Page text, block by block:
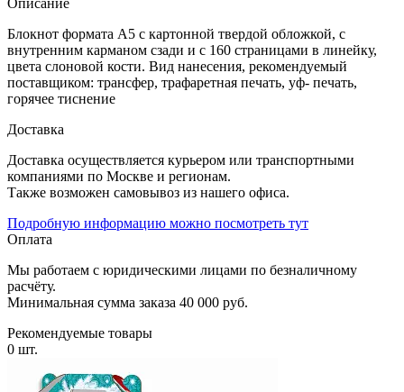
Блокнот формата А5 с картонной твердой обложкой, с
внутренним карманом сзади и с 160 страницами в линейку,
цвета слоновой кости. Вид нанесения, рекомендуемый
поставщиком: трансфер, трафаретная печать, уф- печать,
горячее тиснение
Доставка
Доставка осуществляется курьером или транспортными
компаниями по Москве и регионам.
Также возможен самовывоз из нашего офиса.
Подробную информацию можно посмотреть тут
Оплата
Мы работаем с юридическими лицами по безналичному
расчёту.
Минимальная сумма заказа 40 000 руб.
Рекомендуемые товары
0 шт.